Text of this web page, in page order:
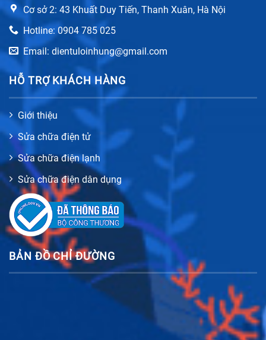
Cơ sở 2: 43 Khuất Duy Tiến, Thanh Xuân, Hà Nội
Hotline: 0904 785 025
Email: dientuloinhung@gmail.com
HỖ TRỢ KHÁCH HÀNG
Giới thiệu
Sửa chữa điện tử
Sửa chữa điện lạnh
Sửa chữa điện dân dụng
BẢN ĐỒ CHỈ ĐƯỜNG